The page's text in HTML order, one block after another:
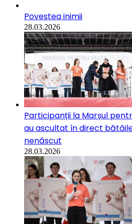
Povestea inimii
28.03.2026
Participanții la Marșul
au ascultat în direct
nenăscut
28.03.2026